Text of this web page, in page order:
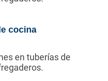
cocina
en tuberías de